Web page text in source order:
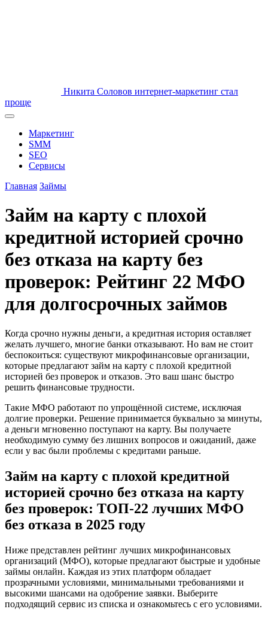
Никита Соловов интернет-маркетинг стал
проще
Маркетинг
SMM
SEO
Сервисы
Главная Займы
Займ на карту с плохой
кредитной историей срочно
без отказа на карту без
проверок: Рейтинг 22 МФО
для долгосрочных займов
Когда срочно нужны деньги, а кредитная история оставляет
желать лучшего, многие банки отказывают. Но вам не стоит
беспокоиться: существуют микрофинансовые организации,
которые предлагают займ на карту с плохой кредитной
историей без проверок и отказов. Это ваш шанс быстро
решить финансовые трудности.
Такие МФО работают по упрощённой системе, исключая
долгие проверки. Решение принимается буквально за минуты,
а деньги мгновенно поступают на карту. Вы получаете
необходимую сумму без лишних вопросов и ожиданий, даже
если у вас были проблемы с кредитами раньше.
Займ на карту с плохой кредитной
историей срочно без отказа на карту
без проверок: ТОП-22 лучших МФО
без отказа в 2025 году
Ниже представлен рейтинг лучших микрофинансовых
организаций (МФО), которые предлагают быстрые и удобные
займы онлайн. Каждая из этих платформ обладает
прозрачными условиями, минимальными требованиями и
высокими шансами на одобрение заявки. Выберите
подходящий сервис из списка и ознакомьтесь с его условиями.